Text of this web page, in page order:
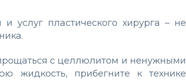
услуг пластического хирурга – не
с целлюлитом и ненужными
жидкость, прибегните к технике